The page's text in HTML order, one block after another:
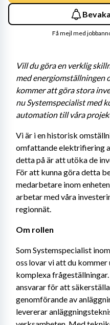
Vill du göra en verklig
med energiomställningen
kommer att göra stora
nu Systemspecialist med
automation till våra
Vi är i en historisk
omfattande elektrifiering
detta på är att utöka de
För att kunna göra detta
medarbetare inom
arbetar med våra
regionnät.
Om rollen
Som Systemspecialist
oss lovar vi att du
komplexa
ansvarar för att
genomförande av
levererar
Få mejl med